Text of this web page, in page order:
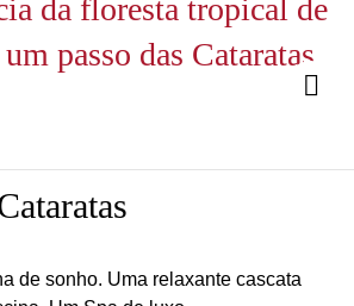
da floresta tropical de
passo das Cataratas
de sonho. Uma relaxante cascata